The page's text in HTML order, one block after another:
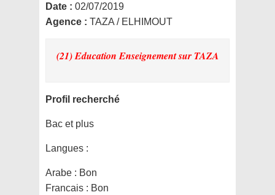
Date : 02/07/2019
Agence : TAZA / ELHIMOUT
(21) Education Enseignementsur TAZA
Profil recherché
Bac et plus
Langues :
Arabe : Bon
Francais : Bon